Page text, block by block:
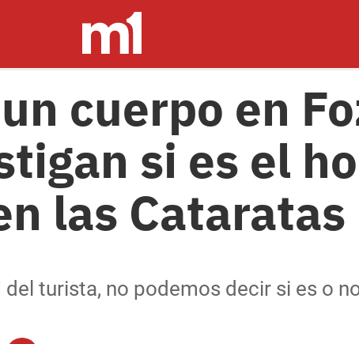
cuerpo en
si es el
las Cataratas
turista, no podemos decir si es o